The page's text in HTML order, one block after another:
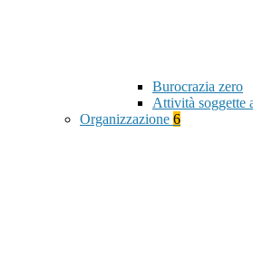
Burocrazia zero
Attività soggette
Organizzazione 6